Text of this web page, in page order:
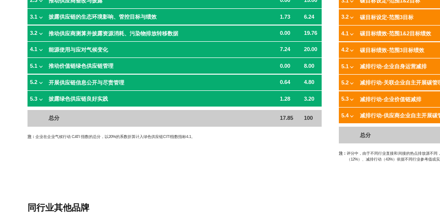
3.1 披露供应链的生态环境影响、管控目标与绩效 1.73 6.24
3.2 推动供应商测算并披露资源消耗、污染物排放转移数据 0.00 19.76
4.1 能源使用与应对气候变化 7.24 20.00
5.1 推动价值链绿色供应链管理 0.00 8.00
5.2 开展供应链信息公开与尽责管理 0.64 4.80
5.3 披露绿色供应链良好实践 1.28 3.20
总分 17.85 100
注： 企业在企业气候行动 CATI 指数的总分，以20%的系数折算计入绿色供应链CITI指数指标4.1。
3.2 碳目标设定-范围3目标
4.1 碳目标绩效-范围1&2目标绩效
4.2 碳目标绩效-范围3目标绩效
5.1 减排行动-企业自身运营减排
5.2 减排行动-关联企业自主开展碳管
5.3 减排行动-企业价值链减排
5.4 减排行动-供应商企业自主开展碳
总分
注： 评分中，由于不同行业直接和间接的热点排放源不同
（12%）、减排行动（43%）依据不同行业参考值或
同行业其他品牌